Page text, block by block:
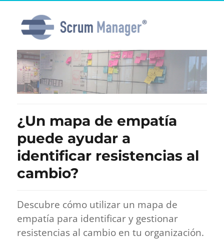
¿Un mapa de empatía
puede ayudar a
identificar resistencias al
cambio?
Descubre cómo utilizar un mapa de
empatía para identificar y gestionar
resistencias al cambio en tu organización.